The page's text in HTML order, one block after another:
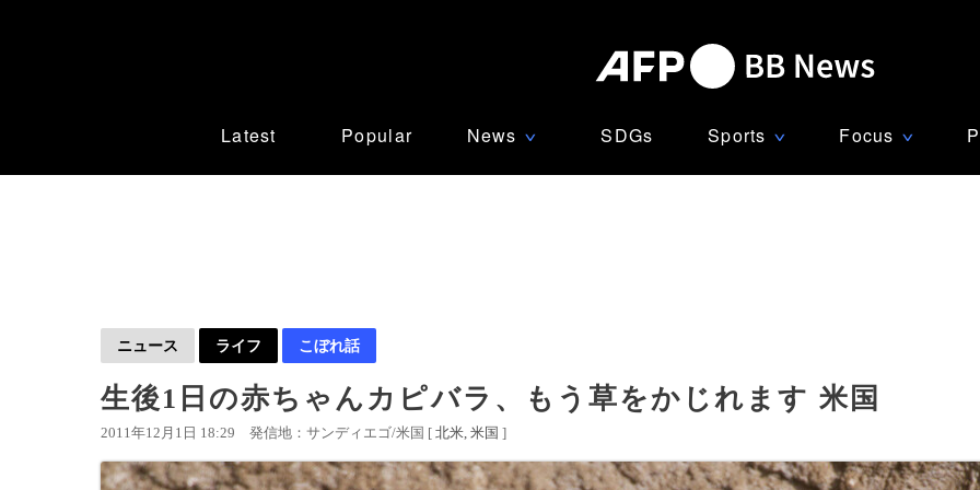
Latest Popular News ∨ SDGs Sports ∨ Focus ∨
ニュース ライフ こぼれ話
生後1日の赤ちゃんカピバラ、もう草をかじれます 米国
2011年12月1日 18:29 発信地：サンディエゴ/米国 [ 北米 米国 ]